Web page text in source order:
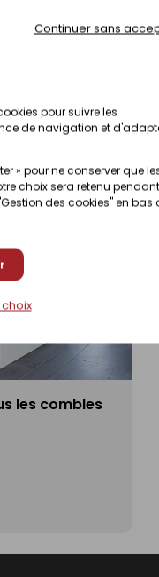
pour suivre les
de navigation et
» pour ne conserver que
choix sera retenu pendant
des cookies" en bas
Continuer sans
Prix en magasin
les combles